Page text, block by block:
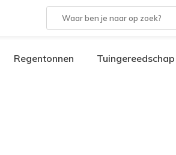
Regentonnen Tuingereedschap